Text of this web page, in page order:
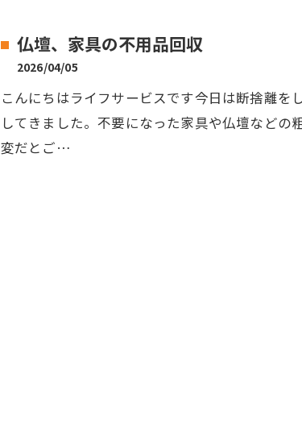
仏壇、家具の不用品回収
2026/04/05
こんにちはライフサービスです今日は断捨離
してきました。不要になった家具や仏壇など
変だとご…